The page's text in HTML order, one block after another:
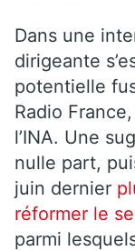
Dans une
dirigeante
potentielle
Radio
l’INA. Une
nulle part,
juin dernier
réformer le
parmi